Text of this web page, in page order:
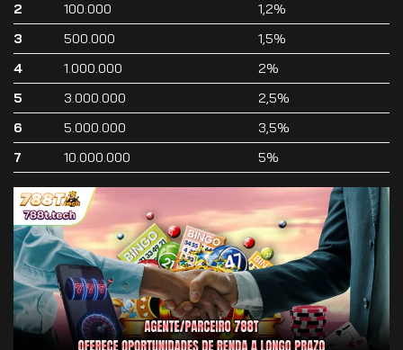
2
100.000
1,2%
3
500.000
1,5%
4
1.000.000
2%
5
3.000.000
2,5%
6
5.000.000
3,5%
7
10.000.000 5%